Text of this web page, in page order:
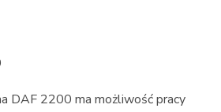
DAF 2200 ma możliwość pracy